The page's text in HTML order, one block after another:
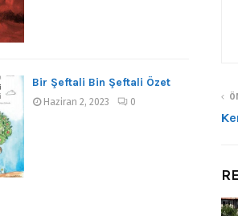
Bir Şeftali Bin Şeftali Özet
Haziran 2, 2023 0